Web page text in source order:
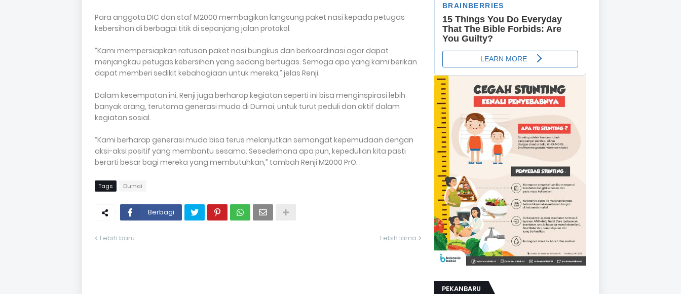
Para anggota DIC dan staf M2000 membagikan langsung paket nasi kepada petugas
kebersihan di berbagai titik di sepanjang jalan protokol.
“Kami mempersiapkan ratusan paket nasi bungkus dan berkoordinasi agar dapat
menjangkau petugas kebersihan yang sedang bertugas. Semoga apa yang kami berikan
dapat memberi sedikit kebahagiaan untuk mereka,” jelas Renji.
Dalam kesempatan ini, Renji juga berharap kegiatan seperti ini bisa menginspirasi lebih
banyak orang, terutama generasi muda di Dumai, untuk turut peduli dan aktif dalam
kegiatan sosial.
“Kami berharap generasi muda bisa terus melanjutkan semangat kepemudaan dengan
aksi-aksi positif yang membantu sesama. Sesederhana apa pun, kepedulian kita pasti
berarti besar bagi mereka yang membutuhkan,” tambah Renji M2000 PrO.
Tags Dumai
Berbagi
Lebih baru Lebih lama
PEKANBARU